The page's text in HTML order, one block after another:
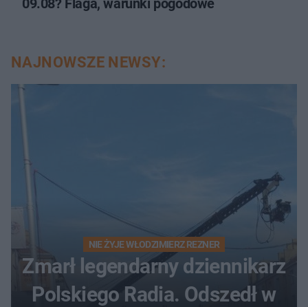
NAJNOWSZE NEWSY:
NIE ŻYJE WŁODZIMIERZ REZNER
Zmarł legendarny dziennikarz
Polskiego Radia. Odszedł w